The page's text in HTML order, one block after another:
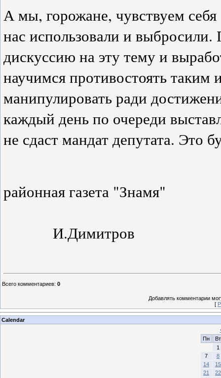
А мы, горожане, чувствуем
нас использовали и
дискуссию на эту тему и
научимся противостоять таким
манипулировать ради
каждый день по очереди
не сдаст мандат депутата. Это
районная
И.Димитров
Всего комментариев: 0
Добавлять комментарии
[
Calendar
Пн
Вт
1
7
8
14
15
21
22